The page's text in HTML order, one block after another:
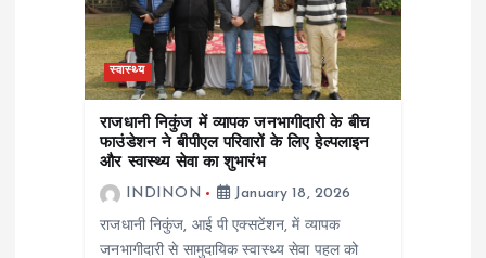
स्वास्थ्य
राजधानी निकुंज में व्यापक जनभागीदारी के बीच
फाउंडेशन ने बीपीएल परिवारों के लिए हेल्पलाइन
और स्वास्थ्य सेवा का शुभारंभ
INDINON
January 18, 2026
राजधानी निकुंज, आई पी एक्सटेंशन, में व्यापक
जनभागीदारी से सामुदायिक स्वास्थ्य सेवा पहल को